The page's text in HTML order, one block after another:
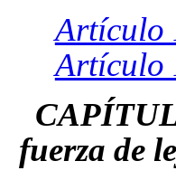
Artículo
Artículo
fuerza de